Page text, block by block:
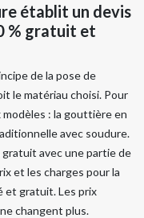
établit un devis
% gratuit et
de la pose de
le matériau choisi. Pour
: la gouttière en
avec soudure.
avec une partie de
et les charges pour la
et gratuit. Les prix
changent plus.